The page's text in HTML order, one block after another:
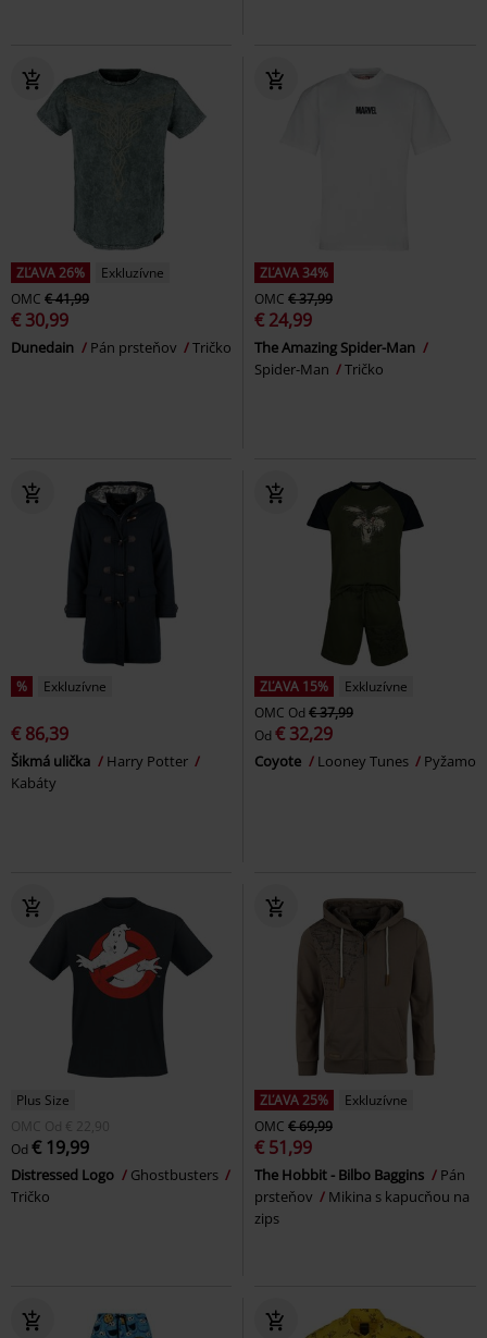
ZĽAVA 26%
Exkluzívne
OMC € 41,99
€ 30,99
Dunedain Pán prsteňov Tričko
ZĽAVA 34%
OMC € 37,99
€ 24,99
The Amazing Spider-Man
Spider-Man
Tričko
% Exkluzívne
€ 86,39
Šikmá ulička
Harry Potter
Kabáty
ZĽAVA 15%
Exkluzívne
OMC Od € 37,99
Od € 32,29
Coyote Looney Tunes Pyžamo
Plus Size
OMC Od € 22,90
Od € 19,99
Distressed Logo
Ghostbusters
Tričko
ZĽAVA 25%
Exkluzívne
OMC € 69,99
€ 51,99
The Hobbit - Bilbo Baggins
Pán
prsteňov
Mikina s kapucňou na
zips